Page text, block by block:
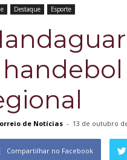
Destaque Esporte
de Notícias - 13 de outubro
Compartilhar no Facebook